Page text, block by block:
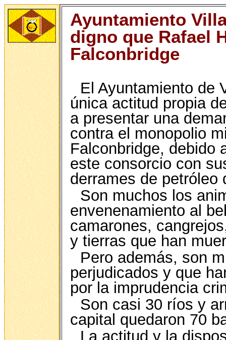
Ayuntamiento
digno que Rafael
Falconbridge
El Ayuntamiento de
única actitud propia
a presentar una
contra el monopolio
Falconbridge, debido
este consorcio con
derrames de petróleo
Son muchos los
envenenamiento al
camarones,
y tierras que han
Pero además, son
perjudicados y que
por la imprudencia
Son casi 30 ríos y
capital quedaron 70
La actitud y la